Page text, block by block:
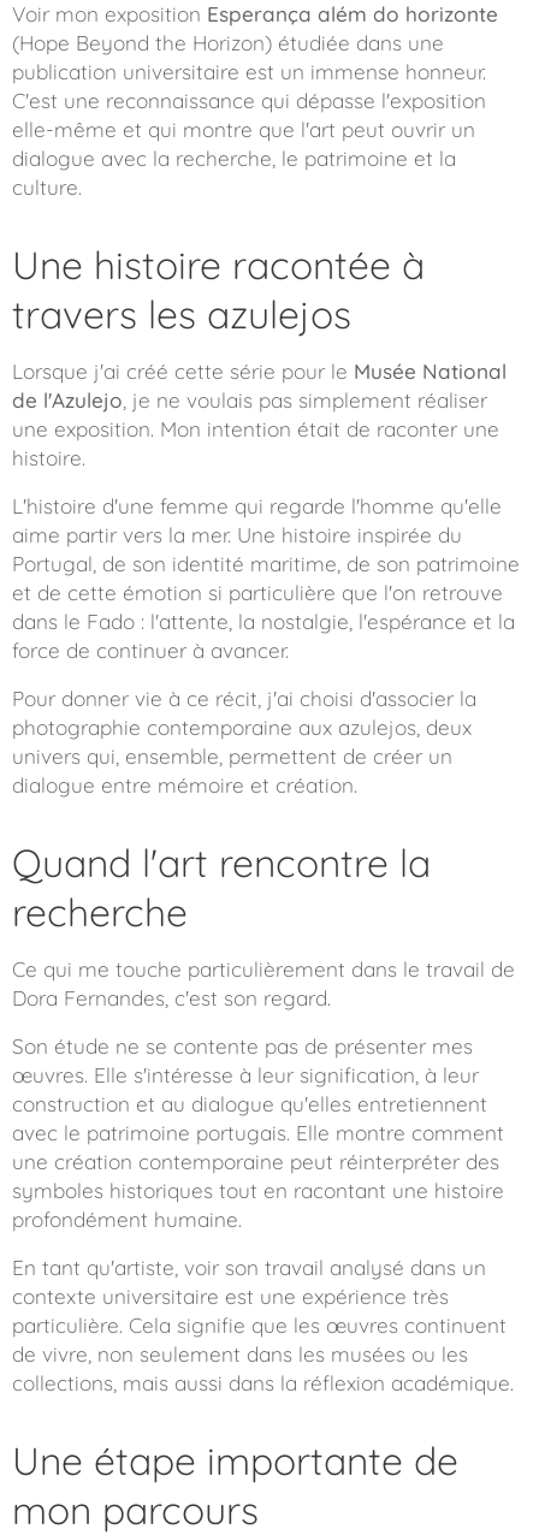
Voir mon exposition Esperança além do horizonte
(Hope Beyond the Horizon) étudiée dans une
publication universitaire est un immense honneur.
C'est une reconnaissance qui dépasse l'exposition
elle-même et qui montre que l'art peut ouvrir un
dialogue avec la recherche, le patrimoine et la
culture.
Une histoire racontée à
travers les azulejos
Lorsque j'ai créé cette série pour le Musée National
de l'Azulejo, je ne voulais pas simplement réaliser
une exposition. Mon intention était de raconter une
histoire.
L'histoire d'une femme qui regarde l'homme qu'elle
aime partir vers la mer. Une histoire inspirée du
Portugal, de son identité maritime, de son patrimoine
et de cette émotion si particulière que l'on retrouve
dans le Fado : l'attente, la nostalgie, l'espérance et la
force de continuer à avancer.
Pour donner vie à ce récit, j'ai choisi d'associer la
photographie contemporaine aux azulejos, deux
univers qui, ensemble, permettent de créer un
dialogue entre mémoire et création.
Quand l'art rencontre la
recherche
Ce qui me touche particulièrement dans le travail de
Dora Fernandes, c'est son regard.
Son étude ne se contente pas de présenter mes
œuvres. Elle s'intéresse à leur signification, à leur
construction et au dialogue qu'elles entretiennent
avec le patrimoine portugais. Elle montre comment
une création contemporaine peut réinterpréter des
symboles historiques tout en racontant une histoire
profondément humaine.
En tant qu'artiste, voir son travail analysé dans un
contexte universitaire est une expérience très
particulière. Cela signifie que les œuvres continuent
de vivre, non seulement dans les musées ou les
collections, mais aussi dans la réflexion académique.
Une étape importante de
mon parcours